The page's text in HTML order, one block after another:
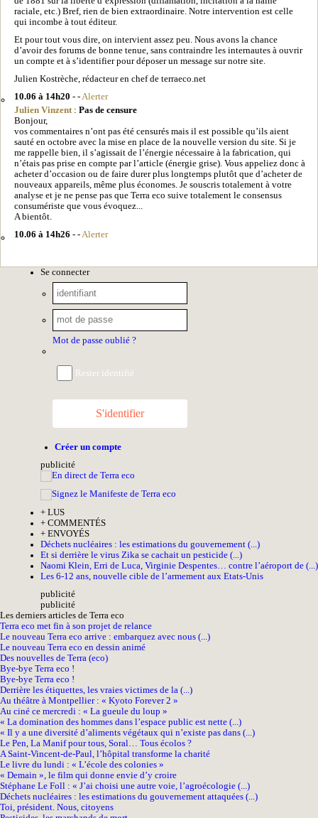
raciale, etc.) Bref, rien de bien extraordinaire. Notre intervention est celle
qui incombe à tout éditeur.
Et pour tout vous dire, on intervient assez peu. Nous avons la chance
d’avoir des forums de bonne tenue, sans contraindre les internautes à ouvrir
un compte et à s’identifier pour déposer un message sur notre site.
Julien Kostrèche, rédacteur en chef de terraeco.net
10.06 à 14h20 - - Alerter
Julien Vinzent : Pas de censure
Bonjour,
vos commentaires n’ont pas été censurés mais il est possible qu’ils aient
sauté en octobre avec la mise en place de la nouvelle version du site. Si je
me rappelle bien, il s’agissait de l’énergie nécessaire à la fabrication, qui
n’étais pas prise en compte par l’article (énergie grise). Vous appeliez donc à
acheter d’occasion ou de faire durer plus longtemps plutôt que d’acheter de
nouveaux appareils, même plus économes. Je souscris totalement à votre
analyse et je ne pense pas que Terra eco suive totalement le consensus
consumériste que vous évoquez...
A bientôt.
10.06 à 14h26 - - Alerter
Se connecter
Mot de passe oublié ?
Rester identifié
S'identifier
Créer un compte
publicité
+ LUS
+ COMMENTÉS
+ ENVOYÉS
Déchets nucléaires : les estimations du gouvernement (...)
Et si derrière le virus Zika se cachait un pesticide (...)
Naomi Klein, Erri de Luca, Virginie Despentes… contre l’aéroport de (...)
Les 6-12 ans, nouvelle cible de l’armement aux Etats-Unis
publicité
publicité
Les derniers articles de Terra eco
Terra eco met fin à son projet de relance
Le nouveau Terra eco arrive : embarquez avec nous (...)
Le nouveau Terra eco en dessin animé
Des nouvelles de Terra (eco)
Bye-bye Terra eco !
Bye-bye Terra eco !
Derrière les étiquettes, les vraies victimes de la (...)
Au théâtre à Montpellier : « Kyoto Forever 2 »
Au ciné ce mercredi : « La gueule du loup »
« La domination des hommes dans l’espace public est nette (...)
« Il y a une diversité d’aliments végétaux qui n’existe pas dans (...)
Le Pen, La Manif pour tous, Soral… Tous écolos ?
A Saint-Vincent-de-Paul, l’hôpital transforme la charité
Le livre du lundi : « L’école des colonies »
« Demain », le film qui donne envie d’y croire
Stéphane Le Foll : « J’ai choisi une autre voie, l’agroécologie (...)
Déchets nucléaires : les estimations du gouvernement attaquées (...)
Toi, président. Nous, citoyens